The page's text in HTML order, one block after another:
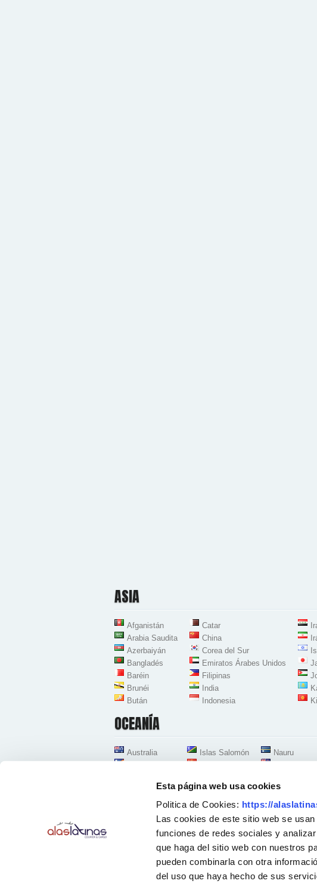
Esta página web usa cookies
Politica de Cookies: https://
Las cookies de este sitio web se
funciones de redes sociales y
que haga del sitio web con nuestros
pueden combinarla con otra
del uso que haya hecho de sus
ASIA
Afganistán
Arabia Saudita
Azerbaiyán
Bangladés
Baréin
Brunéi
Bután
Catar
China
Corea del Sur
Emiratos Árabes Unidos
Filipinas
India
Indonesia
OCEANÍA
Australia
Islas Salomón
Nauru
Oficinas Centrales Zona Aeropuerto-Coslada
Avenida de la Industria 38, Nave D-8
28823 Coslada - Madrid - España
91 167 96 30-91 428 54 78-91 127 84 74-
Horario atención telefónica: [Lunes a Viernes] 11.00 h a 20.00